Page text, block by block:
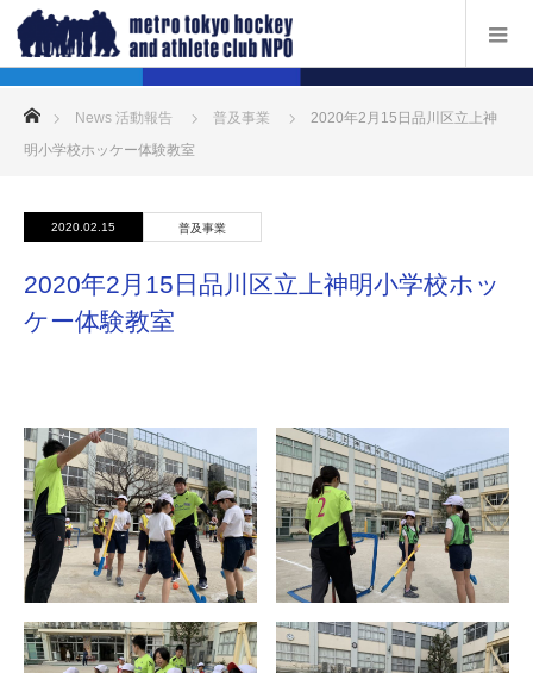
ホーム
News 活動報告 普及事業
2020年2月15日品川区立上神
明小学校ホッケー体験教室
2020.02.15 普及事業
2020年2月15日品川区立上神明小学校ホッ
ケー体験教室